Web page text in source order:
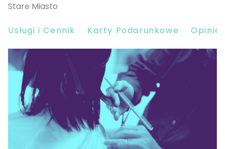
Stare Miasto
Usługi i Cennik Karty Podarunkowe Opinie